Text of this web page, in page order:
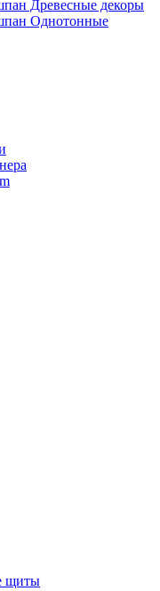
Древесные декоры
Однотонные
щиты